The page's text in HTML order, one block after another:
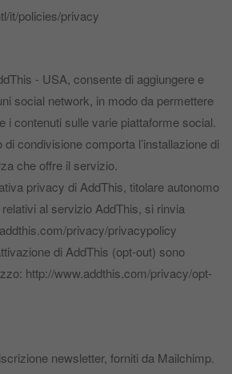
it/policies/privacy
‐ USA, consente di aggiungere e
social network, in modo da permettere
i contenuti sulle varie piattaforme social.
di condivisione comporta l’installazione di
che offre il servizio.
privacy di AddThis, titolare autonomo
al servizio AddThis, si rinvia
privacy/privacypolicy
di AddThis (opt‐out) sono
http://www.addthis.com/privacy/opt‐
newsletter, forniti da Mailchimp.